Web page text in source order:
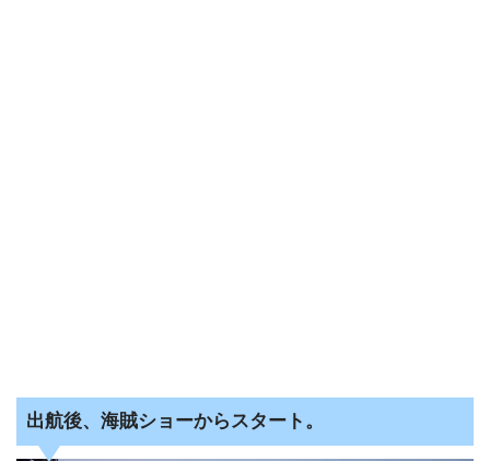
出航後、海賊ショーからスタート。